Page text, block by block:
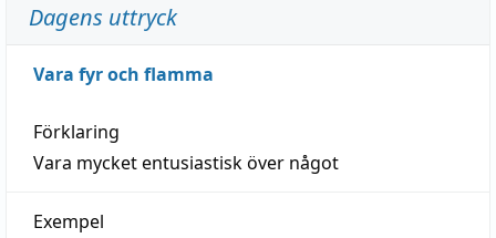
Dagens uttryck
Vara fyr och flamma
Förklaring
Vara mycket entusiastisk över något
Exempel